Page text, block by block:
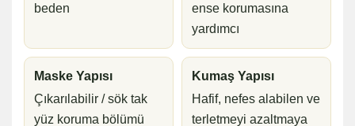
beden
ense korumasına
yardımcı
Maske Yapısı
Çıkarılabilir / sök tak
yüz koruma bölümü
Kumaş Yapısı
Hafif, nefes alabilen ve
terletmeyi azaltmaya